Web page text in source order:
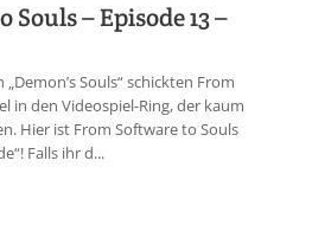
– Episode 13 –
Souls“ schickten From
in den Videospiel-Ring, der kaum
Hier ist From Software to Souls
Falls ihr d...